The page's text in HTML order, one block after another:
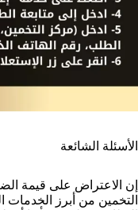
الأسئلة الشائعة
إن الاعتراض على قيمة
التخمين من أبرز الخدمات